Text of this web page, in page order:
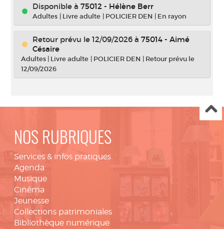
Disponible à 75012 - Hélène Berr
Adultes | Livre adulte | POLICIER DEN | En rayon
Retour prévu le 12/09/2026 à 75014 - Aimé
Césaire
Adultes | Livre adulte | POLICIER DEN | Retour prévu le
12/09/2026
NOS RUBRIQUES
Services & infos pratiques
Agenda
Musique
Cinéma
Jeunesse
Collections patrimoniales
Bibliothèque numérique